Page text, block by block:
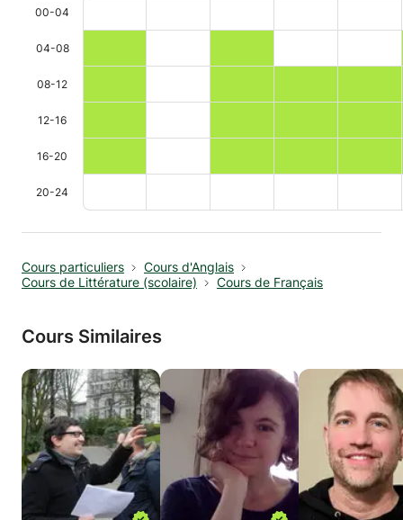
00-04
04-08
08-12
12-16
16-20
20-24
Cours particuliers
Cours d'Anglais
Cours de Littérature (scolaire)
Cours de Français
Cours Similaires